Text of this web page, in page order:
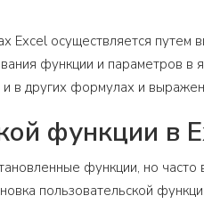
Excel осуществляется путем
функции и параметров в
в других формулах и
функции в
функции, но часто
пользовательской